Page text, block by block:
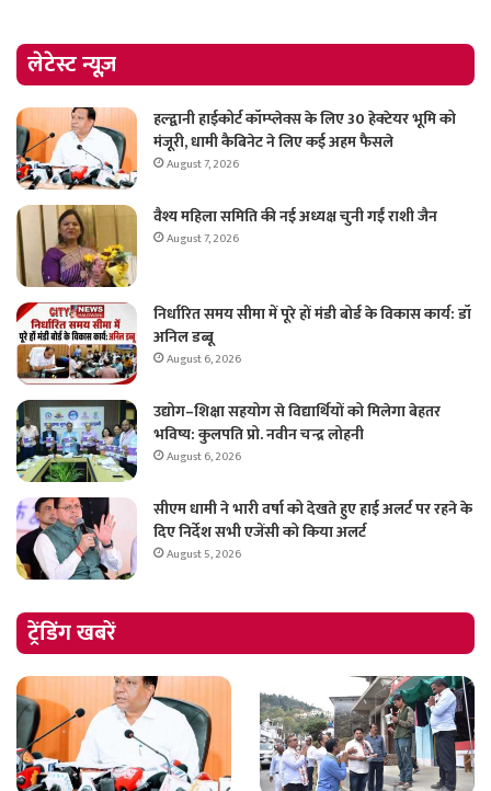
लेटेस्ट न्यूज़
हल्द्वानी हाईकोर्ट कॉम्प्लेक्स के लिए 30 हेक्टेयर भूमि को
मंजूरी, धामी कैबिनेट ने लिए कई अहम फैसले
August 7, 2026
वैश्य महिला समिति की नई अध्यक्ष चुनी गईं राशी जैन
August 7, 2026
निर्धारित समय सीमा में पूरे हों मंडी बोर्ड के विकास कार्य: डॉ
अनिल डब्बू
August 6, 2026
उद्योग–शिक्षा सहयोग से विद्यार्थियों को मिलेगा बेहतर
भविष्य: कुलपति प्रो. नवीन चन्द्र लोहनी
August 6, 2026
सीएम धामी ने भारी वर्षा को देखते हुए हाई अलर्ट पर रहने के
दिए निर्देश सभी एजेंसी को किया अलर्ट
August 5, 2026
ट्रेंडिंग खबरें